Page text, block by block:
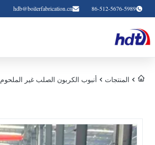
86-512-5676-5989
hdb@boilerfabrication.cn
المنتجات أنبوب الكربون الصلب غير الملحوم